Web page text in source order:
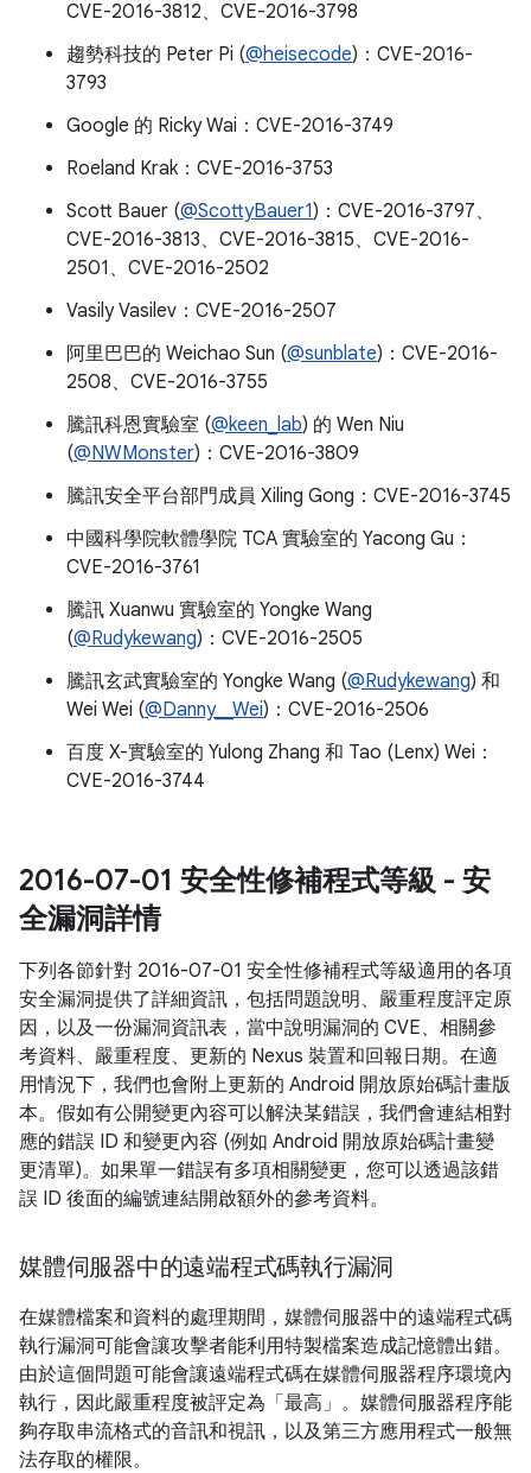
CVE-2016-3812、CVE-2016-3798
趨勢科技的 Peter Pi (@heisecode)：CVE-2016-
3793
Google 的 Ricky Wai：CVE-2016-3749
Roeland Krak：CVE-2016-3753
Scott Bauer (@ScottyBauer1)：CVE-2016-3797、
CVE-2016-3813、CVE-2016-3815、CVE-2016-
2501、CVE-2016-2502
Vasily Vasilev：CVE-2016-2507
阿里巴巴的 Weichao Sun (@sunblate)：CVE-2016-
2508、CVE-2016-3755
騰訊科恩實驗室 (@keen_lab) 的 Wen Niu
(@NWMonster)：CVE-2016-3809
騰訊安全平台部門成員 Xiling Gong：CVE-2016-3745
中國科學院軟體學院 TCA 實驗室的 Yacong Gu：
CVE-2016-3761
騰訊 Xuanwu 實驗室的 Yongke Wang
(@Rudykewang)：CVE-2016-2505
騰訊玄武實驗室的 Yongke Wang (@Rudykewang) 和
Wei Wei (@Danny__Wei)：CVE-2016-2506
百度 X-實驗室的 Yulong Zhang 和 Tao (Lenx) Wei：
CVE-2016-3744
2016-07-01 安全性修補程式等級 - 安
全漏洞詳情
下列各節針對 2016-07-01 安全性修補程式等級適用的各項
安全漏洞提供了詳細資訊，包括問題說明、嚴重程度評定原
因，以及一份漏洞資訊表，當中說明漏洞的 CVE、相關參
考資料、嚴重程度、更新的 Nexus 裝置和回報日期。在適
用情況下，我們也會附上更新的 Android 開放原始碼計畫版
本。假如有公開變更內容可以解決某錯誤，我們會連結相對
應的錯誤 ID 和變更內容 (例如 Android 開放原始碼計畫變
更清單)。如果單一錯誤有多項相關變更，您可以透過該錯
誤 ID 後面的編號連結開啟額外的參考資料。
媒體伺服器中的遠端程式碼執行漏洞
在媒體檔案和資料的處理期間，媒體伺服器中的遠端程式碼
執行漏洞可能會讓攻擊者能利用特製檔案造成記憶體出錯。
由於這個問題可能會讓遠端程式碼在媒體伺服器程序環境內
執行，因此嚴重程度被評定為「最高」。媒體伺服器程序能
夠存取串流格式的音訊和視訊，以及第三方應用程式一般無
法存取的權限。